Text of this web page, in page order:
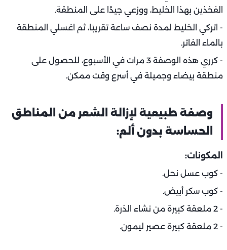
الفخذين بهذا الخليط، ووزعي جيدًا على المنطقة.
- اتركي الخليط لمدة نصف ساعة تقريبًا، ثم اغسلي المنطقة
بالماء الفاتر.
- كرري هذه الوصفة 3 مرات في الأسبوع، للحصول على
منطقة بيضاء وجميلة في أسرع وقت ممكن.
وصفة طبيعية لإزالة الشعر من المناطق
الحساسة بدون ألم:
المكونات:
- كوب عسل نحل.
- كوب سكر أبيض.
- 2 ملعقة كبيرة من نشاء الذرة.
- 2 ملعقة كبيرة عصير ليمون.